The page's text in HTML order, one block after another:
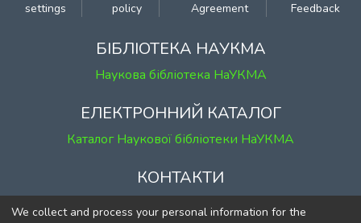
settings
policy
Agreement
Feedback
БІБЛІОТЕКА НАУКМА
Наукова бібліотека НаУКМА
ЕЛЕКТРОННИЙ КАТАЛОГ
Каталог Наукової бібліотеки НаУКМА
КОНТАКТИ
м. Київ, вул. Григорія Сковороди, 2
We collect and process your personal information for the